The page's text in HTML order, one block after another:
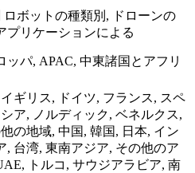
ロボットの種類別, ドローンの
プリケーションによる
ッパ, APAC, 中東諸国とアフリ
ギリス, ドイツ, フランス, スペ
ア, ノルディック, ベネルクス,
の地域, 中国, 韓国, 日本, イン
, 台湾, 東南アジア, その他のア
トルコ, サウジアラビア, 南